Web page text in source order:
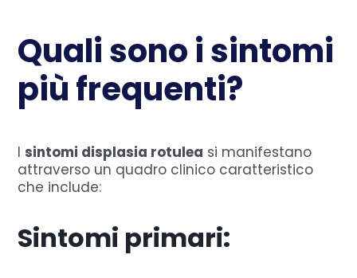
Quali sono i sintomi
più frequenti?
Isintomi displasia rotulea si manifestano
attraverso un quadro clinico caratteristico
che include:
Sintomi primari: